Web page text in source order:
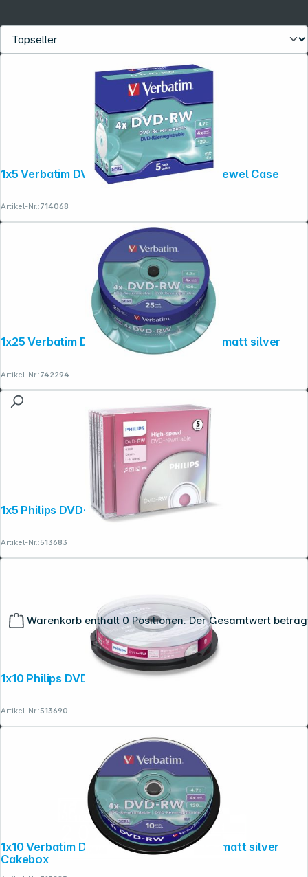
Warenkorb enthält 0 Positionen. Der Gesamtwert
1x5 Verbatim DVD-RW 4,7GB 4x Speed, Jewel Case
Artikel-Nr.:714068
1x25 Verbatim DVD-RW 4,7GB 4x Speed, matt silver
Artikel-Nr.:742294
1x5 Philips DVD-RW 4,7GB 4x JC
Artikel-Nr.:513683
1x10 Philips DVD-RW 4,7GB 4x SP
Artikel-Nr.:513690
1x10 Verbatim DVD-RW 4,7GB 4x Speed, matt silver
Cakebox
Copyright © 2001 - 2026 dexxIT. Alle Rechte vorbehalten.